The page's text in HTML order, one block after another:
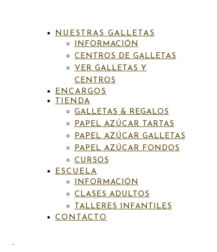
NUESTRAS GALLETAS
INFORMACIÓN
CENTROS DE GALLETAS
VER GALLETAS Y
CENTROS
ENCARGOS
TIENDA
GALLETAS & REGALOS
PAPEL AZÚCAR TARTAS
PAPEL AZÚCAR GALLETAS
PAPEL AZÚCAR FONDOS
CURSOS
ESCUELA
INFORMACIÓN
CLASES ADULTOS
TALLERES INFANTILES
CONTACTO
PAPEL AZÚCAR GALLETAS
CUMP19 ESPACIO
Infantiles, Papel azúcar galletas
Etiquetas:
Colección espacio,
Cump19 Espacio
IVA incluído